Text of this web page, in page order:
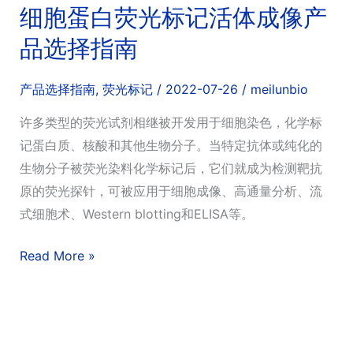
氧
ROS
荧
探
针
细胞蛋白荧光标记活体成像产
品选择指南
产品选择指南, 荧光标记/ 2022-07-26 / meilunbio
许多类型的荧光试剂相继被开发用于细胞染色，化学标
记蛋白质、核酸和其他生物分子。当特定抗体或纯化的
生物分子被荧光染料化学标记后，它们就成为检测靶抗
原的荧光探针，可被应用于细胞成像、高通量分析、流
式细胞术、Western blotting和ELISA等。
细
Read More »